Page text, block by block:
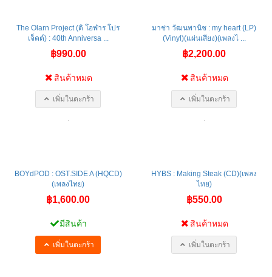
The Olarn Project (ดิ โอฬาร โปร
เจ็คต์) : 40th Anniversa ...
฿990.00
สินค้าหมด
เพิ่มในตะกร้า
มาช่า วัฒนพานิช : my heart (LP)
(Vinyl)(แผ่นเสียง)(เพลงไ ...
฿2,200.00
สินค้าหมด
เพิ่มในตะกร้า
BOYdPOD : OST.SIDE A (HQCD)
(เพลงไทย)
฿1,600.00
มีสินค้า
เพิ่มในตะกร้า
HYBS : Making Steak (CD)(เพลง
ไทย)
฿550.00
สินค้าหมด
เพิ่มในตะกร้า